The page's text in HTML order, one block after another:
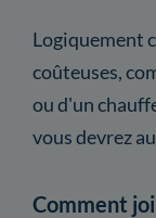
Logiquement
coûteuses,
ou d'un
vous devrez
Comment